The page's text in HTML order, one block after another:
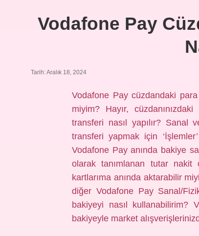
Vodafone Pay
Tarih: Aralık 18, 2024
Vodafone Pay cüzdandaki
miyim? Hayır,
transferi nasıl yapılır? Sanal
transferi yapmak için
Vodafone Pay anında bakiye
olarak tanımlanan tutar
kartlarıma anında aktarabilir
diğer Vodafone Pay Sanal/
bakiyeyi nasıl kullanabilirim?
bakiyeyle market